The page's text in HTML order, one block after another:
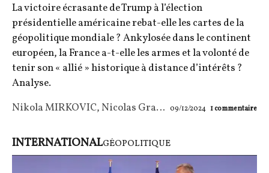
La victoire écrasante de Trump à l’élection
présidentielle américaine rebat-elle les cartes de la
géopolitique mondiale ? Ankylosée dans le continent
européen, la France a-t-elle les armes et la volonté de
tenir son « allié » historique à distance d’intérêts ?
Analyse.
Nikola MIRKOVIC,Nicolas Granié 09/12/2024 1commentaire
INTERNATIONALGÉOPOLITIQUE